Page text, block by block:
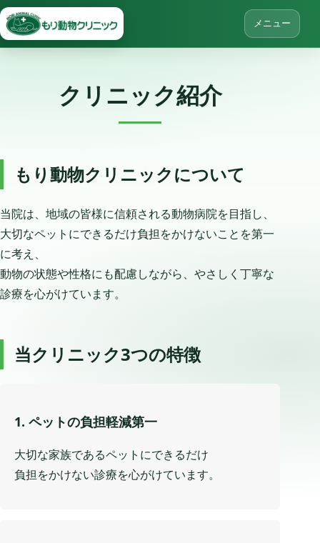
メニュー
クリニック紹介
もり動物クリニックについて
当院は、地域の皆様に信頼される動物病院を目指し、
大切なペットにできるだけ負担をかけないことを第一
に考え、
動物の状態や性格にも配慮しながら、やさしく丁寧な
診療を心がけています。
当クリニック3つの特徴
1. ペットの負担軽減第一
大切な家族であるペットにできるだけ
負担をかけない診療を心がけています。